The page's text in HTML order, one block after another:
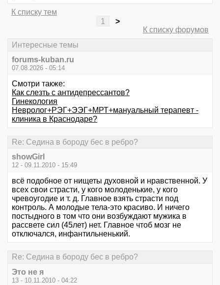
К списку тем
1
>
К списку форумов
Интересные темы
forums-kuban.ru
07.08.2026 - 05:14
Смотри также:
Как слезть с антидепрессантов?
Гинекология
Невролог+РЭГ+ЭЭГ+МРТ+мануальный терапевт -
клиника в Краснодаре?
Re: Седина в бороду бес в ребро?
showGirl
12 - 09.11.2010 - 15:49
всё подобное от нищеты духовной и нравственной. У
всех свои страсти, у кого молоденькие, у кого
чревоугодие и т. д. Главное взять страсти под
контроль. А молодые тела-это красиво. И ничего
постыдного в том что они возбуждают мужика в
рассвете сил (45лет) нет. Главное чтоб мозг не
отключался, инфантильненький.
Re: Седина в бороду бес в ребро?
Это не я
13 - 10.11.2010 - 04:22